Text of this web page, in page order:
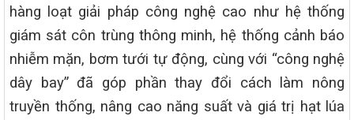
hàng loạt giải pháp công nghệ cao như hệ thống
giám sát côn trùng thông minh, hệ thống cảnh báo
nhiễm mặn, bơm tưới tự động, cùng với “công nghệ
dây bay” đã góp phần thay đổi cách làm nông
truyền thống, nâng cao năng suất và giá trị hạt lúa